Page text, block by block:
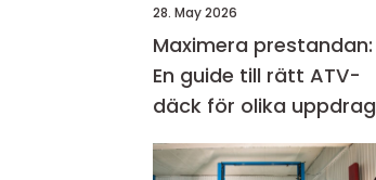
28. May 2026
Maximera prestandan:
En guide till rätt ATV-
däck för olika uppdrag